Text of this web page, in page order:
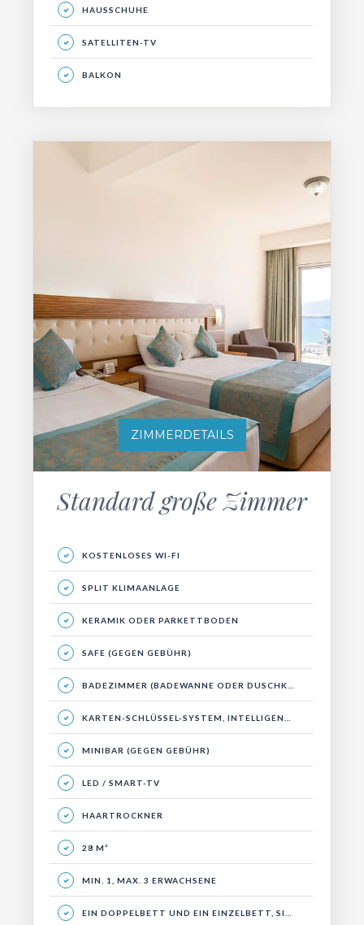
HAUSSCHUHE
SATELLITEN-TV
BALKON
ZIMMERDETAILS
Standard große Zimmer
KOSTENLOSES WI-FI
SPLIT KLIMAANLAGE
KERAMIK ODER PARKETTBODEN
SAFE (GEGEN GEBÜHR)
BADEZIMMER (BADEWANNE ODER DUSCHKABINE)
KARTEN-SCHLÜSSEL-SYSTEM, INTELLIGENTES ENERGIESYSTEM
MINIBAR (GEGEN GEBÜHR)
LED / SMART-TV
HAARTROCKNER
28 M²
MIN. 1, MAX. 3 ERWACHSENE
EIN DOPPELBETT UND EIN EINZELBETT, SITZGRUPPE, BALKON